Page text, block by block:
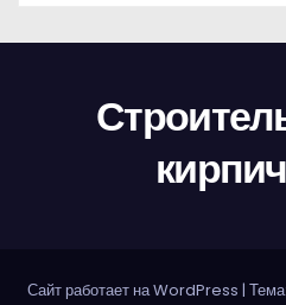
Сайт работает на WordPress |